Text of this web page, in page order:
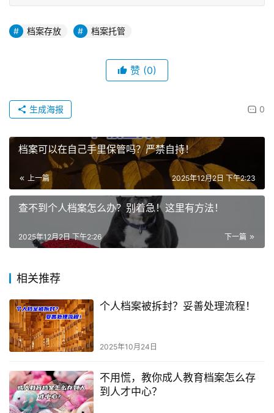
档案存放 档案托管
赞 (0)
0
生成海报
档案可以在自己手里保管吗？严禁自持！
上一篇 2025年12月2日 下午2:23
查不到个人档案怎么办？别着急！这里有方法！
下一篇
2025年12月2日 下午2:26
相关推荐
个人档案被拆封？妥善处理流程！
2025年10月24日
不用慌，教你成人教育档案怎么存
到人才中心？